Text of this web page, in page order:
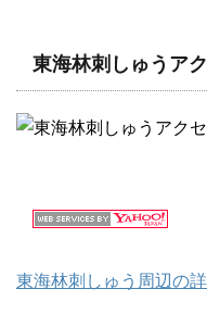
東海林刺しゅうア
東海林刺しゅう周辺の